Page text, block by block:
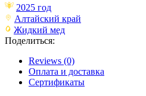
2025 год
Алтайский край
Жидкий мед
Поделиться:
Reviews (0)
Оплата и доставка
Сертификаты